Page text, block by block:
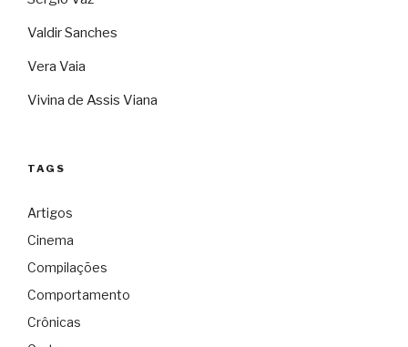
Valdir Sanches
Vera Vaia
Vivina de Assis Viana
TAGS
Artigos
Cinema
Compilações
Comportamento
Crônicas